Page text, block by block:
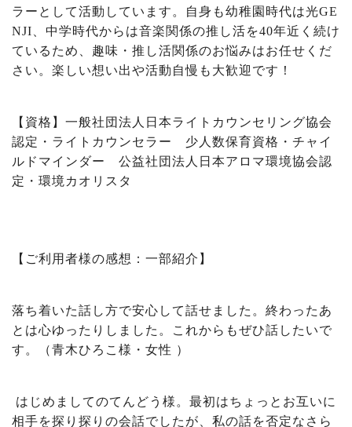
ラーとして活動しています。自身も幼稚園時代は光GE
NJI 、中学時代からは音楽関係の推し活を40年近く続け
ているため、趣味・推し活関係のお悩みはお任せくだ
さい。楽しい想い出や活動自慢も大歓迎です！
【資格】一般社団法人日本ライトカウンセリング協会
認定・ライトカウンセラー 少人数保育資格・チャイ
ルドマインダー 公益社団法人日本アロマ環境協会認
定・環境カオリスタ
【ご利用者様の感想：一部紹介】
落ち着いた話し方で安心して話せました。終わったあ
とは心ゆったりしました。これからもぜひ話したいで
す。（青木ひろこ様・女性 ）
はじめましてのてんどう様。最初はちょっとお互いに
相手を探り探りの会話でしたが、私の話を否定なさら